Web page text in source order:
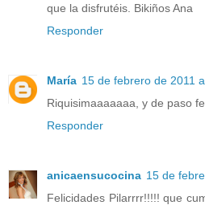
que la disfrutéis. Bikiños Ana
Responder
María 15 de febrero de 2011
Riquisimaaaaaaa, y de paso
Responder
anicaensucocina 15 de
Felicidades Pilarrrr!!!!! que